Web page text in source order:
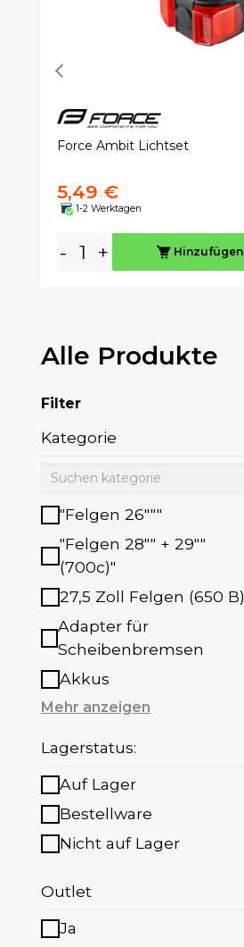
Force Ambit Lichtset
5,49 €
1-2 Werktagen
- + Hinzufügen
Alle Produkte
Filter
Kategorie
"Felgen 26"""
"Felgen 28"" + 29""
(700c)"
27,5 Zoll Felgen (650 B)
Adapter für
Scheibenbremsen
Akkus
Mehr anzeigen
Lagerstatus:
Auf Lager
Bestellware
Nicht auf Lager
Outlet
Ja